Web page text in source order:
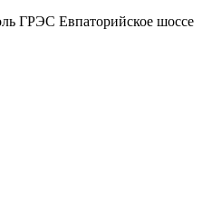
ГРЭС Евпаторийское шоссе